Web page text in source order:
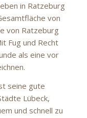
in Ratzeburg
von
von Ratzeburg
Fug und Recht
als eine vor
seine gute
Lübeck,
und schnell zu